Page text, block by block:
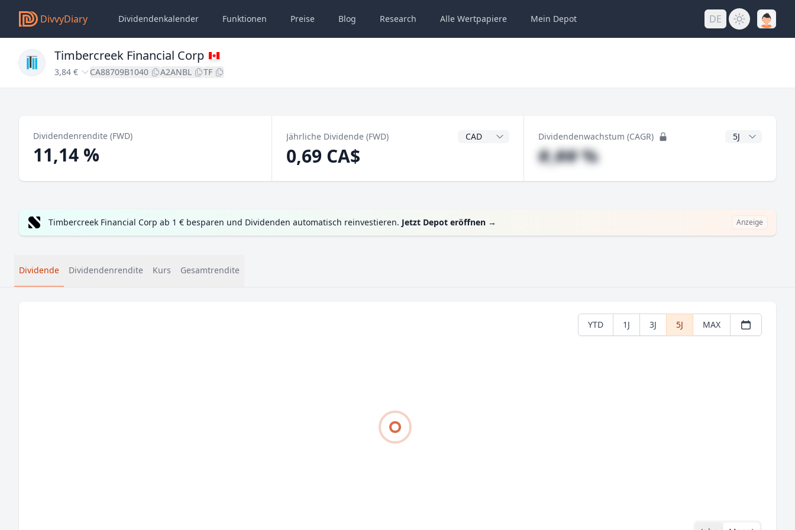
DivvyDiary Dividendenkalender Funktionen Preise Blog Research Alle Wertpapiere Mein Depot DE
Timbercreek Financial Corp
3,84 € CA88709B1040 A2ANBL TF
Dividendenrendite (FWD)
11,14 %
Jährliche Dividende (FWD) Dividendenwährung
0,69 CA$
Dividendenwachstum (CAGR) CAGR Jahre
#,## %
Timbercreek Financial Corp ab 1 € besparen und Dividenden automatisch reinvestieren. Jetzt Depot eröffnen → Anzeige
Dividende Dividendenrendite Kurs Gesamtrendite
YTD 1J 3J 5J MAX